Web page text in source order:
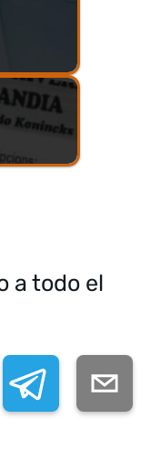
a todo el